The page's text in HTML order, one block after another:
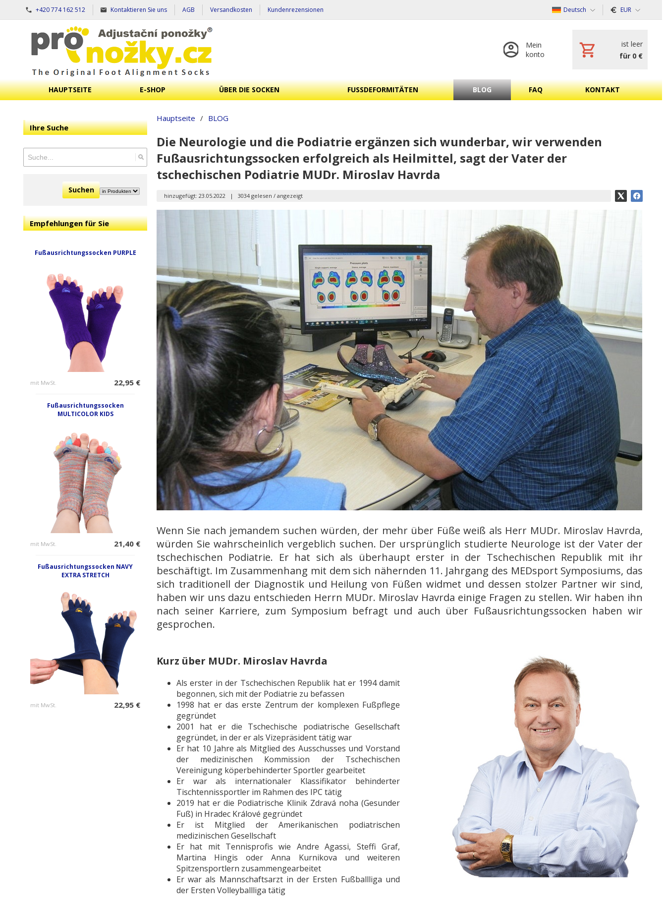
+420 774 162 512 Kontaktieren Sie uns AGB Versandkosten Kundenrezensionen Deutsch EUR
Mein
konto
ist leer
für 0 €
HAUPTSEITE E-SHOP ÜBER DIE SOCKEN FUSSDEFORMITÄTEN BLOG FAQ KONTAKT
Ihre Suche
Suchen
Empfehlungen für Sie
Fußausrichtungssocken PURPLE
mit MwSt. 22,95 €
Fußausrichtungssocken
MULTICOLOR KIDS
mit MwSt. 21,40 €
Fußausrichtungssocken NAVY
EXTRA STRETCH
mit MwSt. 22,95 €
Hauptseite / BLOG
Die Neurologie und die Podiatrie ergänzen sich wunderbar, wir verwenden
Fußausrichtungssocken erfolgreich als Heilmittel, sagt der Vater der
tschechischen Podiatrie MUDr. Miroslav Havrda
hinzugefügt: 23.05.2022| 3034 gelesen / angezeigt
Wenn Sie nach jemandem suchen würden, der mehr über Füße weiß als Herr MUDr. Miroslav Havrda,
würden Sie wahrscheinlich vergeblich suchen. Der ursprünglich studierte Neurologe ist der Vater der
tschechischen Podiatrie. Er hat sich als überhaupt erster in der Tschechischen Republik mit ihr
beschäftigt. Im Zusammenhang mit dem sich nähernden 11. Jahrgang des MEDsport Symposiums, das
sich traditionell der Diagnostik und Heilung von Füßen widmet und dessen stolzer Partner wir sind,
haben wir uns dazu entschieden Herrn MUDr. Miroslav Havrda einige Fragen zu stellen. Wir haben ihn
nach seiner Karriere, zum Symposium befragt und auch über Fußausrichtungssocken haben wir
gesprochen.
Kurz über MUDr. Miroslav Havrda
Als erster in der Tschechischen Republik hat er 1994 damit
begonnen, sich mit der Podiatrie zu befassen
1998 hat er das erste Zentrum der komplexen Fußpflege
gegründet
2001 hat er die Tschechische podiatrische Gesellschaft
gegründet, in der er als Vizepräsident tätig war
Er hat 10 Jahre als Mitglied des Ausschusses und Vorstand
der medizinischen Kommission der Tschechischen
Vereinigung köperbehinderter Sportler gearbeitet
Er war als internationaler Klassifikator behinderter
Tischtennissportler im Rahmen des IPC tätig
2019 hat er die Podiatrische Klinik Zdravá noha (Gesunder
Fuß) in Hradec Králové gegründet
Er ist Mitglied der Amerikanischen podiatrischen
medizinischen Gesellschaft
Er hat mit Tennisprofis wie Andre Agassi, Steffi Graf,
Martina Hingis oder Anna Kurnikova und weiteren
Spitzensportlern zusammengearbeitet
Er war als Mannschaftsarzt in der Ersten Fußballliga und
der Ersten Volleyballliga tätig